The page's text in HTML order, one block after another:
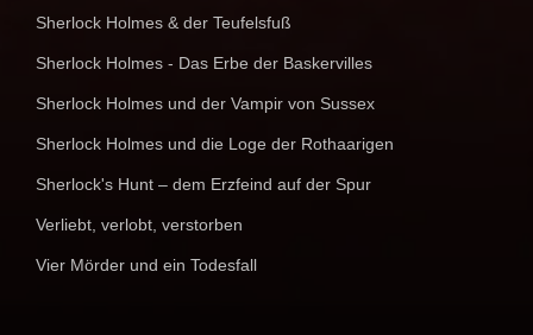
Sherlock Holmes & der Teufelsfuß
Sherlock Holmes - Das Erbe der Baskervilles
Sherlock Holmes und der Vampir von Sussex
Sherlock Holmes und die Loge der Rothaarigen
Sherlock's Hunt – dem Erzfeind auf der Spur
Verliebt, verlobt, verstorben
Vier Mörder und ein Todesfall